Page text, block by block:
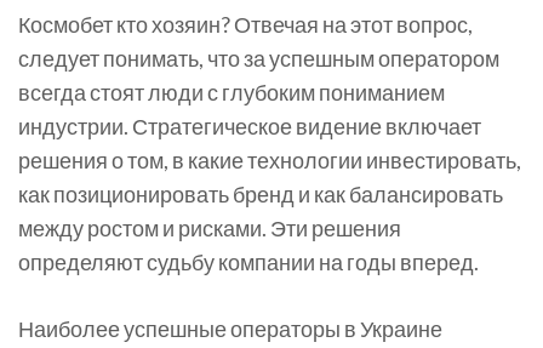
Космобет кто хозяин? Отвечая на этот вопрос,
следует понимать, что за успешным оператором
всегда стоят люди с глубоким пониманием
индустрии. Стратегическое видение включает
решения о том, в какие технологии инвестировать,
как позиционировать бренд и как балансировать
между ростом и рисками. Эти решения
определяют судьбу компании на годы вперед.
Наиболее успешные операторы в Украине